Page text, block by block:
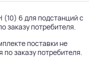
6 для подстанций с
заказу потребителя.
поставки не
заказу потребителя.